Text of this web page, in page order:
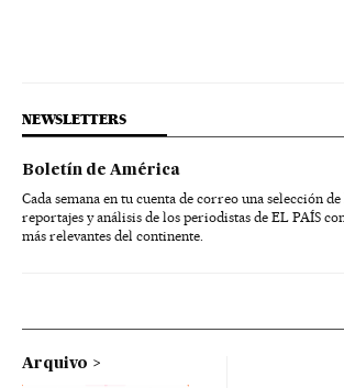
NEWSLETTERS
Boletín de América
Cada semana en tu cuenta de correo una selección de
reportajes y análisis de los periodistas de EL PAÍS
más relevantes del continente.
Arquivo